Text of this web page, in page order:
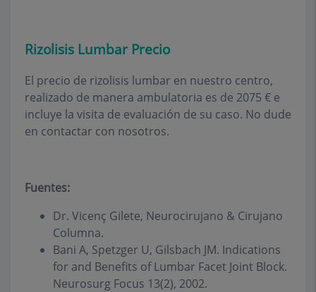
Rizolisis Lumbar Precio
El precio de rizolisis lumbar en nuestro centro,
realizado de manera ambulatoria es de 2075 € e
incluye la visita de evaluación de su caso. No dude
en contactar con nosotros.
Fuentes:
Dr. Vicenç Gilete, Neurocirujano & Cirujano
Columna.
Bani A, Spetzger U, Gilsbach JM. Indications
for and Benefits of Lumbar Facet Joint Block.
Neurosurg Focus 13(2), 2002.